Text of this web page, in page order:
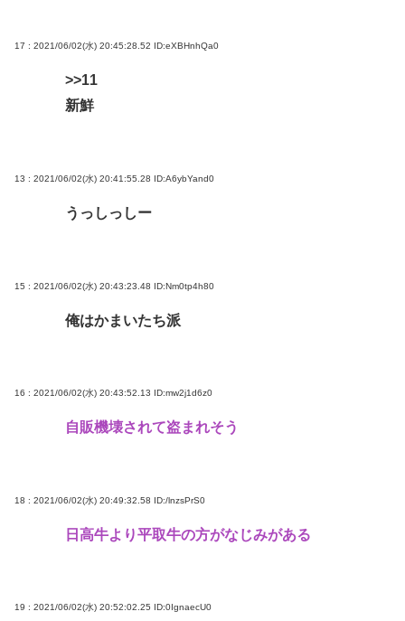
17 : 2021/06/02(水) 20:45:28.52 ID:eXBHnhQa0
>>11
新鮮
13 : 2021/06/02(水) 20:41:55.28 ID:A6ybYand0
うっしっしー
15 : 2021/06/02(水) 20:43:23.48 ID:Nm0tp4h80
俺はかまいたち派
16 : 2021/06/02(水) 20:43:52.13 ID:mw2j1d6z0
自販機壊されて盗まれそう
18 : 2021/06/02(水) 20:49:32.58 ID:/lnzsPrS0
日高牛より平取牛の方がなじみがある
19 : 2021/06/02(水) 20:52:02.25 ID:0IgnaecU0